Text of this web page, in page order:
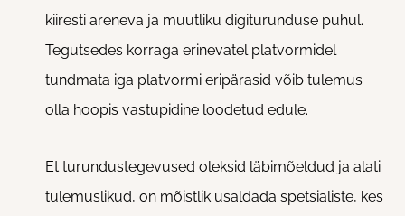
kiiresti areneva ja muutliku digiturunduse puhul.
Tegutsedes korraga erinevatel platvormidel
tundmata iga platvormi eripärasid võib tulemus
olla hoopis vastupidine loodetud edule.
Et turundustegevused oleksid läbimõeldud ja alati
tulemuslikud, on mõistlik usaldada spetsialiste, kes